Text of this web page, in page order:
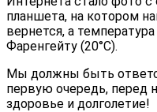
планшета, на котором
вернется, а
Фаренгейту (20°С).
Мы должны быть
первую очередь, перед
здоровье и долголетие!